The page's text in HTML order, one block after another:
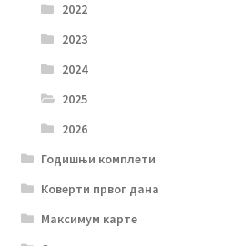
2022
2023
2024
2025
2026
Годишњи комплети
Коверти првог дана
Максимум карте